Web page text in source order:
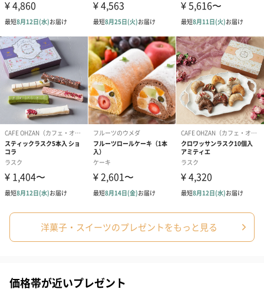
2.5g、炭水化物6.5g、食塩相当量0.00g
【デーツオレンジ】熱量35.4kcal、たんぱく質0.2g、脂質0.0g、
炭水化物8.6g、食塩相当量0.01g
【デーツレモン】熱量35.3kcal、たんぱく質0.2g、脂質0.0g、炭
水化物8.6g、食塩相当量0.00g
【デーツクルミ】熱量50.9kcal、たんぱく質0.7g、脂質2.5g、炭
水化物6.4g、食塩相当量0.00g
「VIVEL PATISSERIE（ヴィヴェル パティスリー）」
VIVEL Patisserieは、イランの伝統的な手作り菓子のレシピをベー
洋菓子・スイーツのプレゼントをもっと見る
価格帯が近いプレゼント